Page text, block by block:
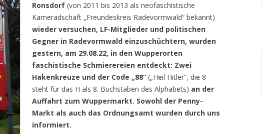
Ronsdorf (von 2011 bis 2013 als neofaschistische
Kameradschaft „Freundeskreis Radevormwald“ bekannt)
wieder versuchen, LF-Mitglieder und politischen
Gegner in Radevormwald einzuschüchtern, wurden
gestern, am 29.08.22, in den Wupperorten
faschistische Schmierereien entdeckt: Zwei
Hakenkreuze und der Code „88“ („Heil Hitler“, die 8
steht für das H als 8. Buchstaben des Alphabets) an der
Auffahrt zum Wuppermarkt. Sowohl der Penny-
Markt als auch das Ordnungsamt wurden durch uns
informiert.